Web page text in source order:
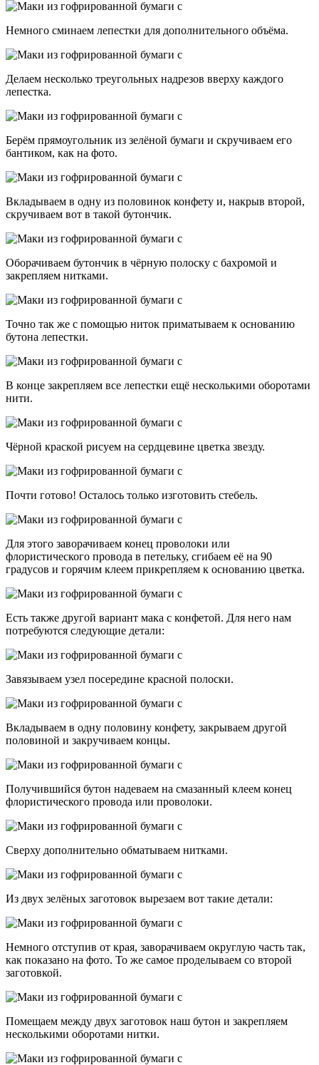
Немного сминаем лепестки для дополнительного объёма.
Делаем несколько треугольных надрезов вверху каждого
лепестка.
Берём прямоугольник из зелёной бумаги и скручиваем его
бантиком, как на фото.
Вкладываем в одну из половинок конфету и, накрыв второй,
скручиваем вот в такой бутончик.
Оборачиваем бутончик в чёрную полоску с бахромой и
закрепляем нитками.
Точно так же с помощью ниток приматываем к основанию
бутона лепестки.
В конце закрепляем все лепестки ещё несколькими оборотами
нити.
Чёрной краской рисуем на сердцевине цветка звезду.
Почти готово! Осталось только изготовить стебель.
Для этого заворачиваем конец проволоки или
флористического провода в петельку, сгибаем её на 90
градусов и горячим клеем прикрепляем к основанию цветка.
Есть также другой вариант мака с конфетой. Для него нам
потребуются следующие детали:
Завязываем узел посередине красной полоски.
Вкладываем в одну половину конфету, закрываем другой
половиной и закручиваем концы.
Получившийся бутон надеваем на смазанный клеем конец
флористического провода или проволоки.
Сверху дополнительно обматываем нитками.
Из двух зелёных заготовок вырезаем вот такие детали:
Немного отступив от края, заворачиваем округлую часть так,
как показано на фото. То же самое проделываем со второй
заготовкой.
Помещаем между двух заготовок наш бутон и закрепляем
несколькими оборотами нитки.